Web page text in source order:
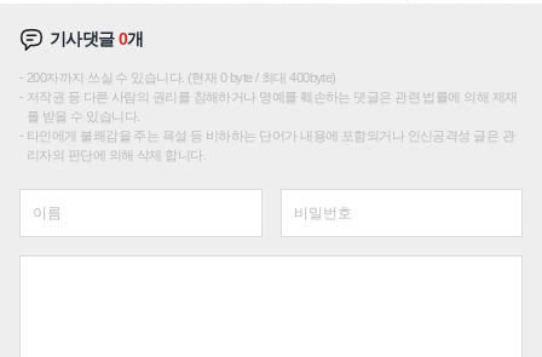
기사댓글0개
200자까지 쓰실 수 있습니다. (현재 0 byte / 최대 400byte)
저작권 등 다른 사람의 권리를 침해하거나 명예를 훼손하는 댓글은 관련 법률에 의해 제재
를 받을 수 있습니다.
타인에게 불쾌감을 주는 욕설 등 비하하는 단어가 내용에 포함되거나 인신공격성 글은 관
리자의 판단에 의해 삭제 합니다.